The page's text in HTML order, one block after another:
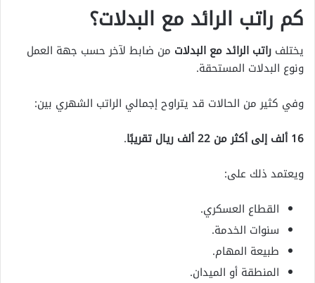
كم راتب الرائد مع البدلات؟
يختلف راتب الرائد مع البدلات من ضابط لآخر حسب جهة العمل
ونوع البدلات المستحقة.
وفي كثير من الحالات قد يتراوح إجمالي الراتب الشهري بين:
16 ألف إلى أكثر من 22 ألف ريال تقريبًا
.
ويعتمد ذلك على:
القطاع العسكري.
سنوات الخدمة.
طبيعة المهام.
المنطقة أو الميدان.